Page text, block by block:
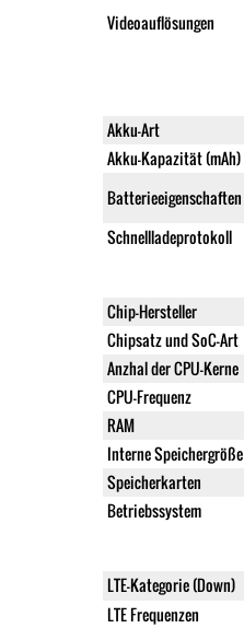
Videoauflösungen
Akku-Art
Akku-Kapazität (mAh)
Batterieeigenschaften
Schnellladeprotokoll
Chip-Hersteller
Chipsatz und SoC-Art
Anzhal der CPU-Kerne
CPU-Frequenz
RAM
Interne Speichergröße
Speicherkarten
Betriebssystem
LTE-Kategorie (Down)
LTE Frequenzen